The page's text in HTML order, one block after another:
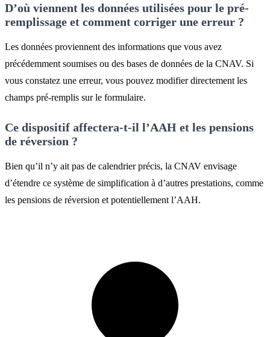
D’où viennent les données utilisées pour le pré-
remplissage et comment corriger une erreur ?
Les données proviennent des informations que vous avez
précédemment soumises ou des bases de données de la CNAV. Si
vous constatez une erreur, vous pouvez modifier directement les
champs pré-remplis sur le formulaire.
Ce dispositif affectera-t-il l’AAH et les pensions
de réversion ?
Bien qu’il n’y ait pas de calendrier précis, la CNAV envisage
d’étendre ce système de simplification à d’autres prestations, comme
les pensions de réversion et potentiellement l’AAH.